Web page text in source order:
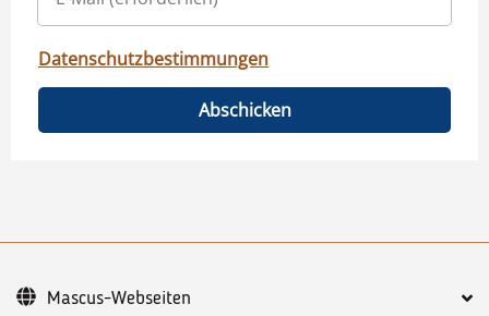
Datenschutzbestimmungen
Abschicken
Mascus-Webseiten